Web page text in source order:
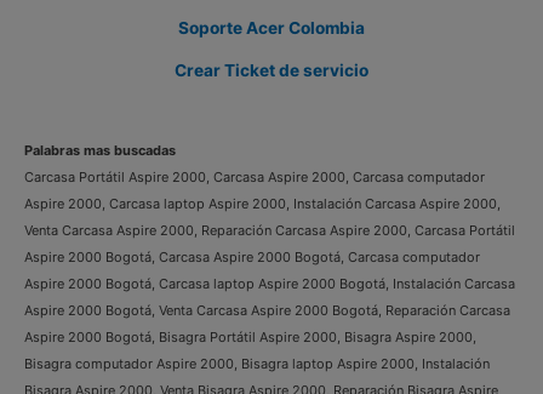
Soporte Acer Colombia
Crear Ticket de servicio
Palabras mas buscadas
Carcasa Portátil Aspire 2000, Carcasa Aspire 2000, Carcasa computador
Aspire 2000, Carcasa laptop Aspire 2000, Instalación Carcasa Aspire 2000,
Venta Carcasa Aspire 2000, Reparación Carcasa Aspire 2000, Carcasa Portátil
Aspire 2000 Bogotá, Carcasa Aspire 2000 Bogotá, Carcasa computador
Aspire 2000 Bogotá, Carcasa laptop Aspire 2000 Bogotá, Instalación Carcasa
Aspire 2000 Bogotá, Venta Carcasa Aspire 2000 Bogotá, Reparación Carcasa
Aspire 2000 Bogotá, Bisagra Portátil Aspire 2000, Bisagra Aspire 2000,
Bisagra computador Aspire 2000, Bisagra laptop Aspire 2000, Instalación